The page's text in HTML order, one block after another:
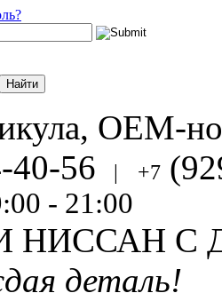
OEM-
40-56 | +7
- 21:00
НИССАН С
деталь!